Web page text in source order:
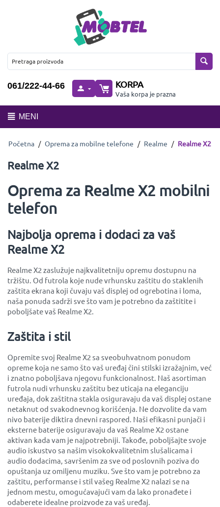
061/222-44-66 KORPA
Vaša korpa je prazna
MENI
Početna / Oprema za mobilne telefone / Realme / Realme X2
Realme X2
Oprema za Realme X2 mobilni
telefon
Najbolja oprema i dodaci za vaš
Realme X2
Realme X2 zaslužuje najkvalitetniju opremu dostupnu na
tržištu. Od futrola koje nude vrhunsku zaštitu do staklenih
zaštita ekrana koji čuvaju vaš displej od ogrebotina i loma,
naša ponuda sadrži sve što vam je potrebno da zaštitite i
poboljšate vaš Realme X2.
Zaštita i stil
Opremite svoj Realme X2 sa sveobuhvatnom ponudom
opreme koja ne samo što vaš uređaj čini stilski izražajnim, već
i znatno poboljšava njegovu funkcionalnost. Naš asortiman
futrola nudi vrhunsku zaštitu bez uticaja na eleganciju
uređaja, dok zaštitna stakla osiguravaju da vaš displej ostane
netaknut od svakodnevnog korišćenja. Ne dozvolite da vam
nivo baterije diktira dnevni raspored. Naši efikasni punjači i
eksterne baterije osiguravaju da vaš Realme X2 ostane
aktivan kada vam je najpotrebniji. Takođe, poboljšajte svoje
audio iskustvo sa našim visokokvalitetnim slušalicama i
audio dodacima, savršenim za sve od poslovnih poziva do
opuštanja uz omiljenu muziku. Sve što vam je potrebno za
zaštitu, performanse i stil vašeg Realme X2 nalazi se na
jednom mestu, omogućavajući vam da lako pronađete i
odaberete idealne proizvode za vaš uređaj.